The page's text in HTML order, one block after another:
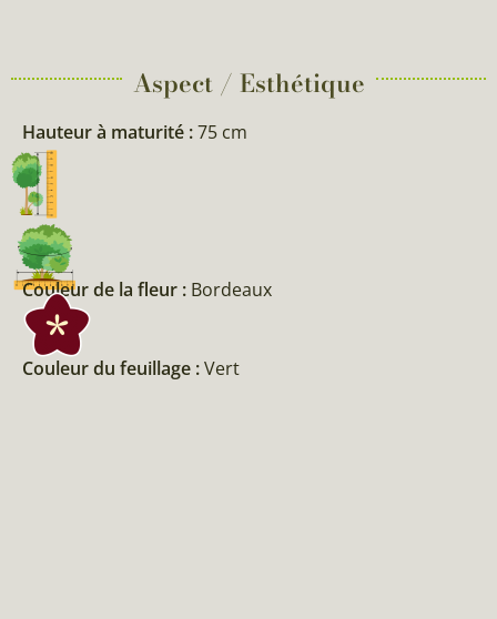
Aspect / Esthétique
Hauteur à maturité :75 cm
Couleur de la fleur : Bordeaux
Couleur du feuillage :Vert